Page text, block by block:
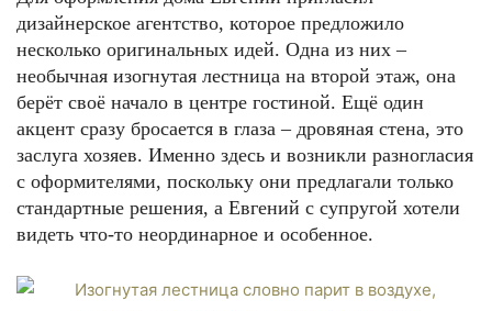
дизайнерское агентство, которое предложило
несколько оригинальных идей. Одна из них –
необычная изогнутая лестница на второй этаж, она
берёт своё начало в центре гостиной. Ещё один
акцент сразу бросается в глаза – дровяная стена, это
заслуга хозяев. Именно здесь и возникли разногласия
с оформителями, поскольку они предлагали только
стандартные решения, а Евгений с супругой хотели
видеть что-то неординарное и особенное.